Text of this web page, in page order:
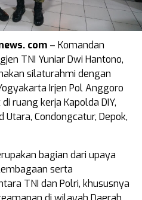
com – Komandan
TNI Yuniar Dwi Hantono,
silaturahmi dengan
Irjen Pol Anggoro
ruang kerja Kapolda DIY,
Utara, Condongcatur, Depok,
bagian dari upaya
serta
TNI dan Polri, khususnya